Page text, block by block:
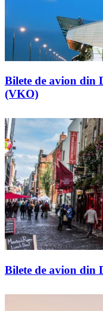
Bilete de avion din
(VKO)
Bilete de avion din